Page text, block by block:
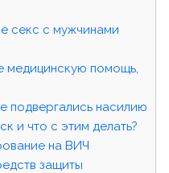
секс с мужчинами
медицинскую помощь,
подвергались насилию
и что с этим делать?
на ВИЧ
защиты